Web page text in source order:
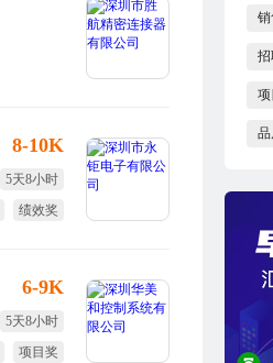
销
项
8-10K
5天8小时
绩效奖
6-9K
5天8小时
项目奖